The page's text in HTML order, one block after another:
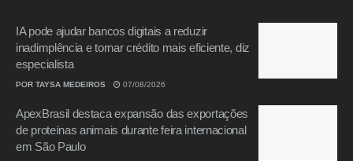
IA pode ajudar bancos digitais a reduzir
inadimplência e tornar crédito mais eficiente, diz
especialista
POR TAYSA MEDEIROS 07/08/2026
ApexBrasil destaca expansão das exportações
de proteínas animais durante feira internacional
em São Paulo